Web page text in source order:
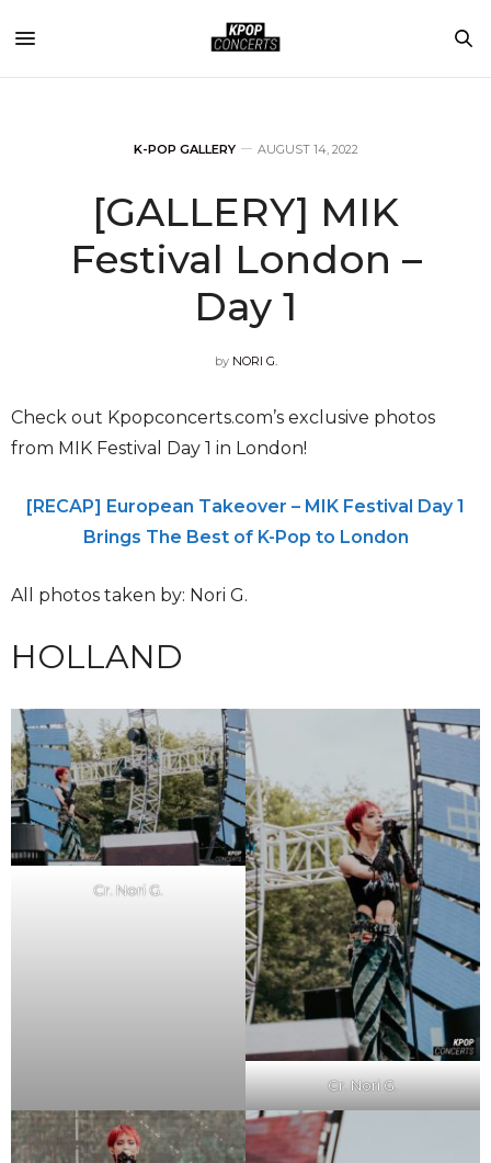
K-POP GALLERY AUGUST 14, 2022
[GALLERY] MIK
Festival London –
Day 1
by NORI G.
Check out Kpopconcerts.com’s exclusive photos
from MIK Festival Day 1 in London!
[RECAP] European Takeover – MIK Festival Day 1
Brings The Best of K-Pop to London
All photos taken by: Nori G.
HOLLAND
Cr. Nori G.
Cr. Nori G.